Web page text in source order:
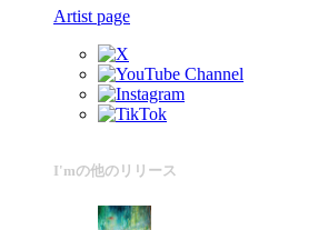
Artist page
I'mの他のリリース